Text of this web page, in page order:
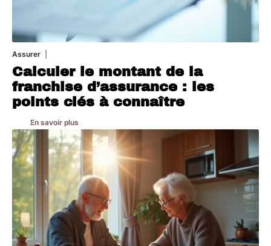
Assurer
Calculer le montant de la
franchise d’assurance : les
points clés à connaître
En savoir plus